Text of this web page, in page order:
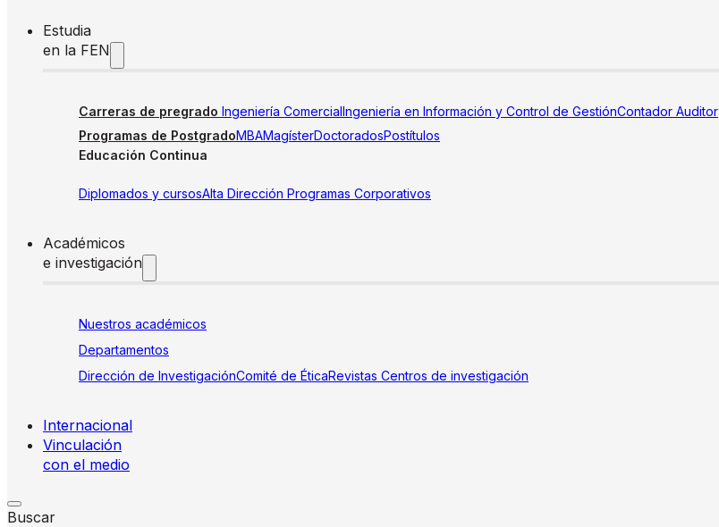
Estudia
en la FEN
Carreras de pregrado Ingeniería ComercialIngeniería en Información y Control de GestiónContador Auditor
Programas de PostgradoMBAMagísterDoctoradosPostítulos
Educación Continua
Diplomados y cursosAlta Dirección Programas Corporativos
Académicos
e investigación
Nuestros académicos
Departamentos
Dirección de InvestigaciónComité de ÉticaRevistas Centros de investigación
Internacional
Vinculación
con el medio
Buscar